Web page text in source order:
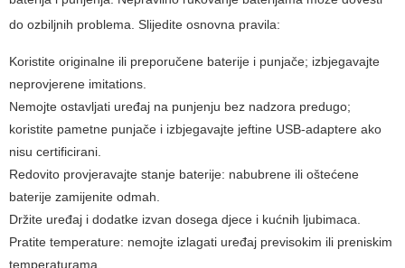
do ozbiljnih problema. Slijedite osnovna pravila:
Koristite originalne ili preporučene baterije i punjače; izbjegavajte
neprovjerene imitations.
Nemojte ostavljati uređaj na punjenju bez nadzora predugo;
koristite pametne punjače i izbjegavajte jeftine USB-adaptere ako
nisu certificirani.
Redovito provjeravajte stanje baterije: nabubrene ili oštećene
baterije zamijenite odmah.
Držite uređaj i dodatke izvan dosega djece i kućnih ljubimaca.
Pratite temperature: nemojte izlagati uređaj previsokim ili preniskim
temperaturama.